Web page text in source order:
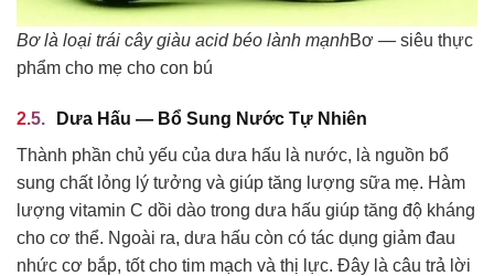
Bơ là loại trái cây giàu acid béo lành mạnhBơ — siêu thực
phẩm cho mẹ cho con bú
Dưa Hấu — Bổ Sung Nước Tự Nhiên
Thành phần chủ yếu của dưa hấu là nước, là nguồn bổ
sung chất lỏng lý tưởng và giúp tăng lượng sữa mẹ. Hàm
lượng vitamin C dồi dào trong dưa hấu giúp tăng độ kháng
cho cơ thể. Ngoài ra, dưa hấu còn có tác dụng giảm đau
nhức cơ bắp, tốt cho tim mạch và thị lực. Đây là câu trả lời